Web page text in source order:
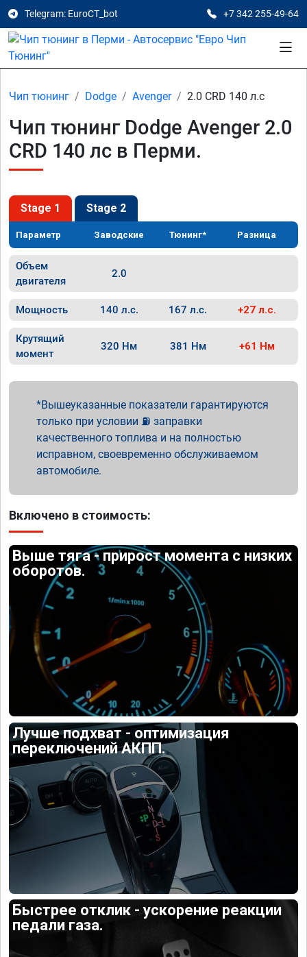
Telegram: EuroCT_bot +7 342 255-49-64
Чип тюнинг Dodge Avenger 2.0 CRD 140 л.с
Чип тюнинг Dodge Avenger 2.0
CRD 140 лс в Перми.
Stage 1 Stage 2
Параметр Заводские Тюнинг* Разница
Объем
двигателя
2.0
Мощность 140 л.с. 167 л.с. +27 л.с.
Крутящий
момент
320 Нм 381 Нм +61 Нм
Вышеуказанные показатели гарантируются
только при условии ⛽ заправки
качественного топлива и на полностью
исправном, своевременно обслуживаемом
автомобиле.
Включено в стоимость:
Выше тяга - прирост момента с низких
оборотов.
Лучше подхват - оптимизация
переключений АКПП.
Быстрее отклик - ускорение реакции
педали газа.